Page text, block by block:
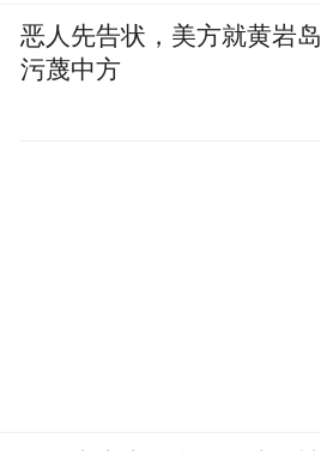
恶人先告状，美方就黄岩岛
污蔑中方